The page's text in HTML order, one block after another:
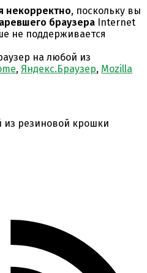
некорректно, поскольку вы
браузера Internet
не поддерживается
на любой из
, Яндекс.Браузер, Mozilla
из резиновой крошки